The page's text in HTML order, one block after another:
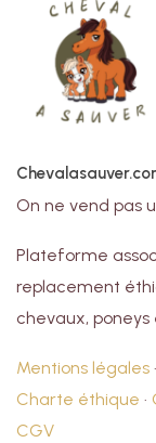
On ne vend pas
Plateforme
replacement
chevaux,
Mentions légales ·
Charte éthique ·
CGV